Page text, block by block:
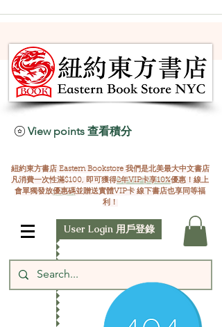
View points 查看積分
紐約東方書店 Eastern Bookstore 我們是北美最大中文書店
凡消費一次性滿$100, 即可獲得2年VIP卡享10%優惠！線上
會單獨發放優惠碼並贈送實體VIP卡 線下書店也享同等福
利！
User Login 用戶登錄